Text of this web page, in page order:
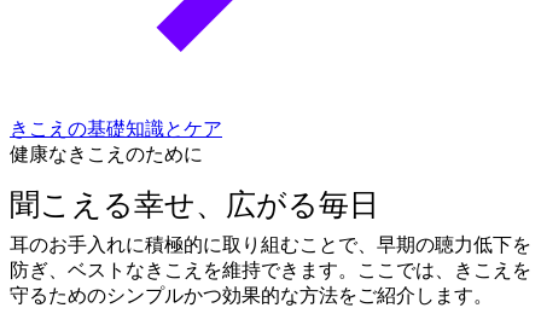
きこえの基礎知識とケア
健康なきこえのために
聞こえる幸せ、広がる毎日
耳のお手入れに積極的に取り組むことで、早期の聴力低下を
防ぎ、ベストなきこえを維持できます。ここでは、きこえを
守るためのシンプルかつ効果的な方法をご紹介します。